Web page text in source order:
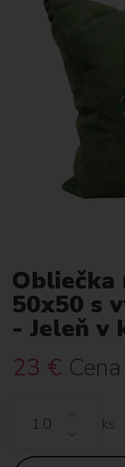
Obliečka
50x50 s
- Jeleň v
23 €
ks